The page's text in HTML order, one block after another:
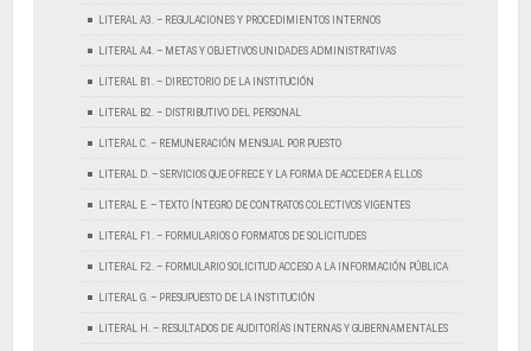
LITERAL A3. – REGULACIONES Y PROCEDIMIENTOS INTERNOS
LITERAL A4. – METAS Y OBJETIVOS UNIDADES ADMINISTRATIVAS
LITERAL B1. – DIRECTORIO DE LA INSTITUCIÓN
LITERAL B2. – DISTRIBUTIVO DEL PERSONAL
LITERAL C. – REMUNERACIÓN MENSUAL POR PUESTO
LITERAL D. – SERVICIOS QUE OFRECE Y LA FORMA DE ACCEDER A ELLOS
LITERAL E. – TEXTO ÍNTEGRO DE CONTRATOS COLECTIVOS VIGENTES
LITERAL F1. – FORMULARIOS O FORMATOS DE SOLICITUDES
LITERAL F2. – FORMULARIO SOLICITUD ACCESO A LA INFORMACIÓN PÚBLICA
LITERAL G. – PRESUPUESTO DE LA INSTITUCIÓN
LITERAL H. – RESULTADOS DE AUDITORÍAS INTERNAS Y GUBERNAMENTALES